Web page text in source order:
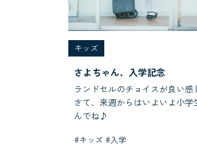
キッズ
さよちゃん、入学記念
ランドセルのチョイスが良い感
さて、来週からはいよいよ小学
んでね♪
#キッズ #入学